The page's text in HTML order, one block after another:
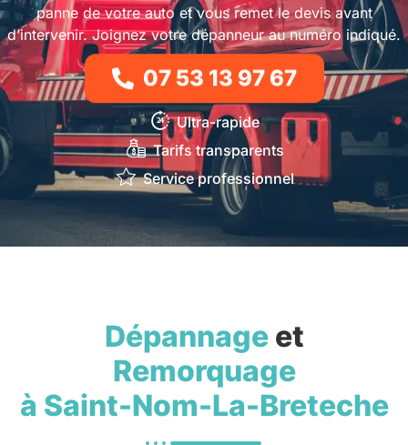
panne de votre auto et vous remet le devis avant
d’intervenir. Joignez votre dépanneur au numéro indiqué.
07 53 13 97 67
Ultra-rapide
Tarifs transparents
Service professionnel
Dépannageet
Remorquage
à Saint-Nom-La-Breteche